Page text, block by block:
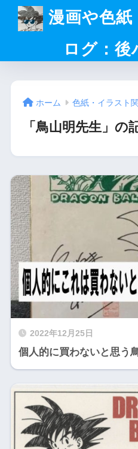
漫画や色紙
ログ：
ホーム 色紙・イラスト
「鳥山明先生」の
2022年12月25日
個人的に買わないと思う